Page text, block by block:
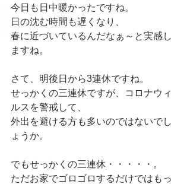
今日も日中暖かったですね。
日の沈む時間も遅くなり、
春に近づいているんだなぁ～と実感し
ますね。
さて、明後日から3連休ですね。
せっかくの三連休ですが、コロナウィ
ルスを警戒して、
外出を避ける方も多いのではないでし
ょうか。
でもせっかくの三連休・・・・・。
ただお家でゴロゴロするだけではもっ